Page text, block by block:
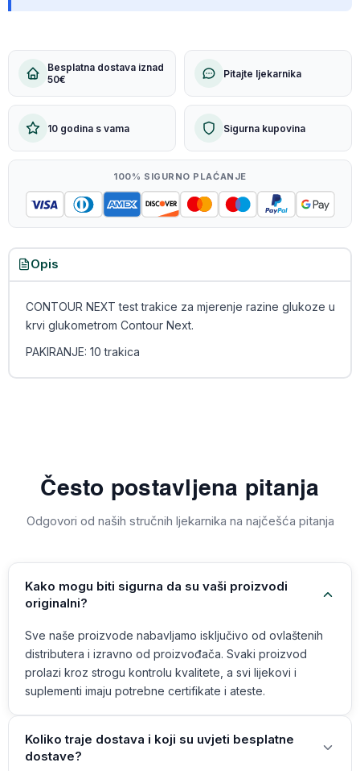
Besplatna dostava iznad
50€
Pitajte ljekarnika
10 godina s vama Sigurna kupovina
100% SIGURNO PLAĆANJE
Opis
CONTOUR NEXT test trakice za mjerenje razine glukoze u
krvi glukometrom Contour Next.
PAKIRANJE: 10 trakica
Često postavljena pitanja
Odgovori od naših stručnih ljekarnika na najčešća pitanja
Kako mogu biti sigurna da su vaši proizvodi
originalni?
Sve naše proizvode nabavljamo isključivo od ovlaštenih
distributera i izravno od proizvođača. Svaki proizvod
prolazi kroz strogu kontrolu kvalitete, a svi lijekovi i
suplementi imaju potrebne certifikate i ateste.
Koliko traje dostava i koji su uvjeti besplatne
dostave?